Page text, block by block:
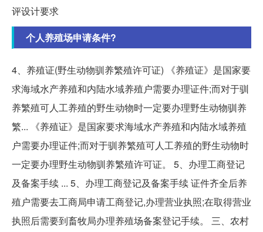
评设计要求
个人养殖场申请条件?
4、养殖证(野生动物驯养繁殖许可证) 《养殖证》是国家要
求海域水产养殖和内陆水域养殖户需要办理证件;而对于驯
养繁殖可人工养殖的野生动物时一定要办理野生动物驯养
繁... 《养殖证》是国家要求海域水产养殖和内陆水域养殖
户需要办理证件;而对于驯养繁殖可人工养殖的野生动物时
一定要办理野生动物驯养繁殖许可证。 5、办理工商登记
及备案手续 ... 5、办理工商登记及备案手续 证件齐全后养
殖户需要去工商局申请工商登记,办理营业执照;在取得营业
执照后需要到畜牧局办理养殖场备案登记手续。 三、农村